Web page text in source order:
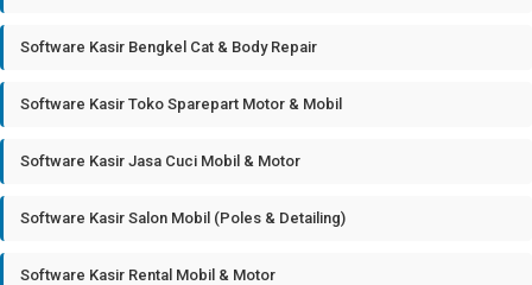
Software Kasir Bengkel Cat & Body Repair
Software Kasir Toko Sparepart Motor & Mobil
Software Kasir Jasa Cuci Mobil & Motor
Software Kasir Salon Mobil (Poles & Detailing)
Software Kasir Rental Mobil & Motor